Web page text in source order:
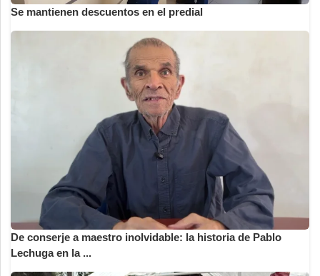
Se mantienen descuentos en el predial
De conserje a maestro inolvidable: la historia de Pablo
Lechuga en la ...